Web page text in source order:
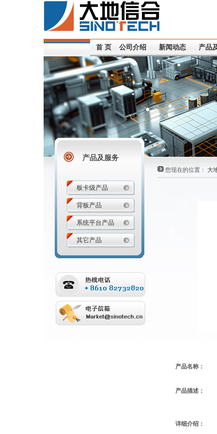
首 页 公司介绍 新闻动态 产品
产品及服务
您现在的位置： 大
板卡级产品
背板产品
系统平台产品
其它产品
产品名称：
产品描述：
详细介绍：